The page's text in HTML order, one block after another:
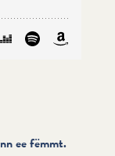
ee fëmmt.